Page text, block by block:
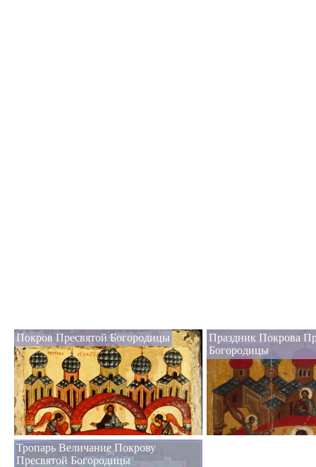
Покров Пресвятой Богородицы
Праздник Покрова
Богородицы
Тропарь Величание Покрову
Пресвятой Богородицы